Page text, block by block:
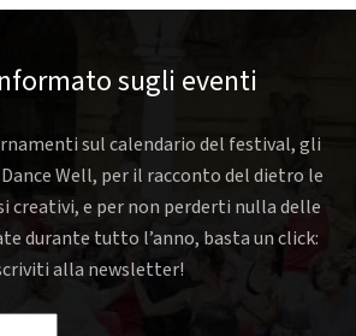
sugli eventi
sul calendario del festival, gli
Dance Well, per il racconto del dietro le
creativi, e per non perderti nulla delle
durante tutto l’anno, basta un click:
alla newsletter!